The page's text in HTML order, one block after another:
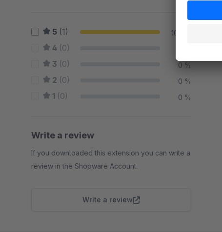
5 (1) 100 %
4 (0)
3 (0) 0 %
2 (0) 0 %
1 (0) 0 %
Write a review
If you downloaded this extension you can write a
review in the Shopware Account.
Write a review